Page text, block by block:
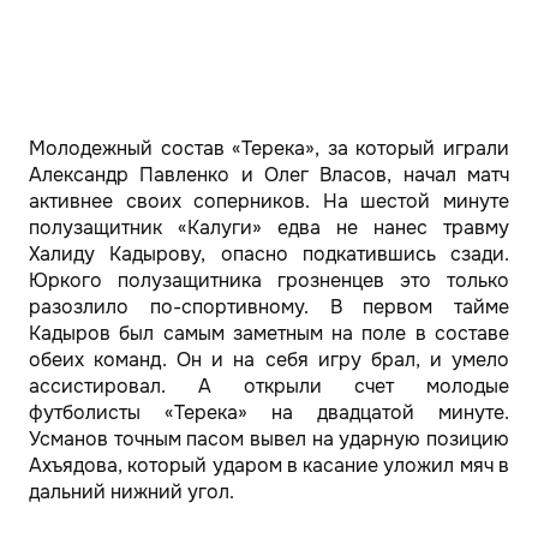
Молодежный состав «Терека», за который играли
Александр Павленко и Олег Власов, начал матч
активнее своих соперников. На шестой минуте
полузащитник «Калуги» едва не нанес травму
Халиду Кадырову, опасно подкатившись сзади.
Юркого полузащитника грозненцев это только
разозлило по-спортивному. В первом тайме
Кадыров был самым заметным на поле в составе
обеих команд. Он и на себя игру брал, и умело
ассистировал. А открыли счет молодые
футболисты «Терека» на двадцатой минуте.
Усманов точным пасом вывел на ударную позицию
Ахъядова, который ударом в касание уложил мяч в
дальний нижний угол.